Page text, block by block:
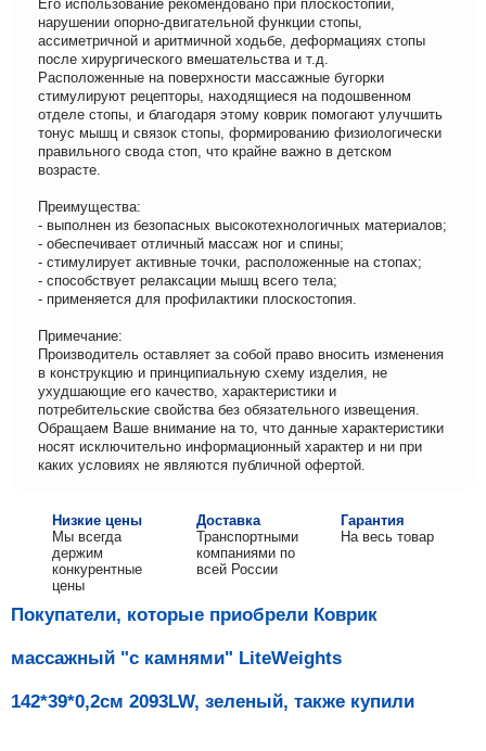
Его использование рекомендовано при плоскостопии,
нарушении опорно-двигательной функции стопы,
ассиметричной и аритмичной ходьбе, деформациях стопы
после хирургического вмешательства и т.д.
Расположенные на поверхности массажные бугорки
стимулируют рецепторы, находящиеся на подошвенном
отделе стопы, и благодаря этому коврик помогают улучшить
тонус мышц и связок стопы, формированию физиологически
правильного свода стоп, что крайне важно в детском
возрасте.
Преимущества:
- выполнен из безопасных высокотехнологичных материалов;
- обеспечивает отличный массаж ног и спины;
- стимулирует активные точки, расположенные на стопах;
- способствует релаксации мышц всего тела;
- применяется для профилактики плоскостопия.
Примечание:
Производитель оставляет за собой право вносить изменения
в конструкцию и принципиальную схему изделия, не
ухудшающие его качество, характеристики и
потребительские свойства без обязательного извещения.
Обращаем Ваше внимание на то, что данные характеристики
носят исключительно информационный характер и ни при
каких условиях не являются публичной офертой.
Низкие цены
Мы всегда
держим
конкурентные
цены
Доставка
Транспортными
компаниями по
всей России
Гарантия
На весь товар
Покупатели, которые приобрели Коврик
массажный "с камнями" LiteWeights
142*39*0,2см 2093LW, зеленый, также купили